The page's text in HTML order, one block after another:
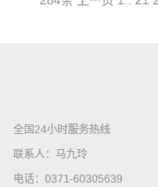
全国24小时服务热线
联系人：马九玲
电话：0371-60305639